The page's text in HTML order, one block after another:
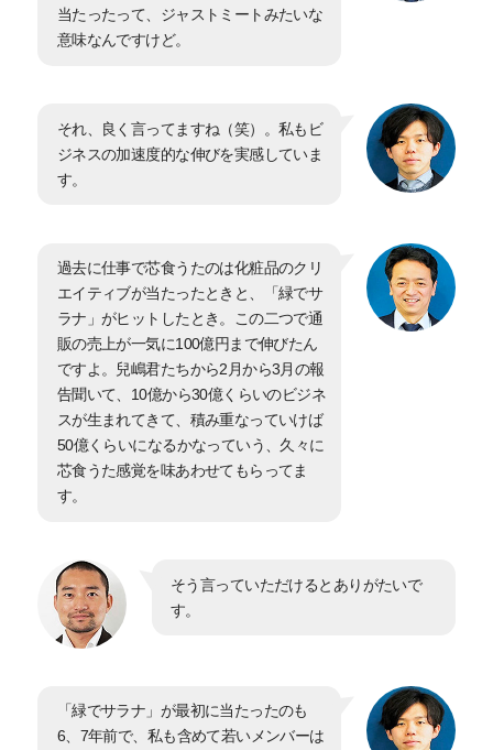
当たったって、ジャストミートみたいな
意味なんですけど。
それ、良く言ってますね（笑）。私もビ
ジネスの加速度的な伸びを実感していま
す。
過去に仕事で芯食うたのは化粧品のクリ
エイティブが当たったときと、「緑でサ
ラナ」がヒットしたとき。この二つで通
販の売上が一気に100億円まで伸びたん
ですよ。兒嶋君たちから2月から3月の報
告聞いて、10億から30億くらいのビジネ
スが生まれてきて、積み重なっていけば
50億くらいになるかなっていう、久々に
芯食うた感覚を味あわせてもらってま
す。
そう言っていただけるとありがたいで
す。
「緑でサラナ」が最初に当たったのも
6、7年前で、私も含めて若いメンバーは